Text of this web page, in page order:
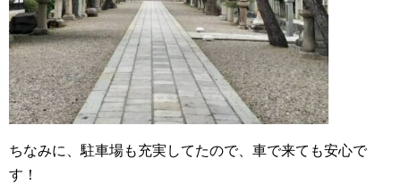
ちなみに、駐車場も充実してたので、車で来ても安心で
す！